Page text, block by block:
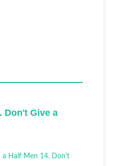
Boompa Loved